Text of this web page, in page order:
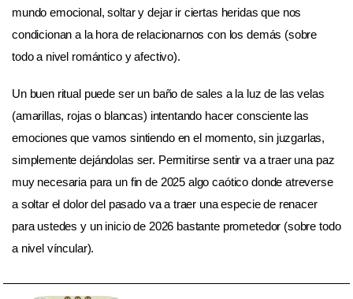
mundo emocional, soltar y dejar ir ciertas heridas que nos
condicionan a la hora de relacionarnos con los demás (sobre
todo a nivel romántico y afectivo).
Un buen ritual puede ser un baño de sales a la luz de las velas
(amarillas, rojas o blancas) intentando hacer consciente las
emociones que vamos sintiendo en el momento, sin juzgarlas,
simplemente dejándolas ser. Permitirse sentir va a traer una paz
muy necesaria para un fin de 2025 algo caótico donde atreverse
a soltar el dolor del pasado va a traer una especie de renacer
para ustedes y un inicio de 2026 bastante prometedor (sobre todo
a nivel víncular).